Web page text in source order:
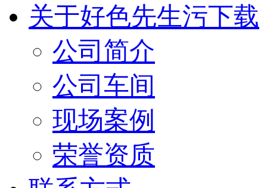
关于好色先生污下载
公司简介
公司车间
现场案例
荣誉资质